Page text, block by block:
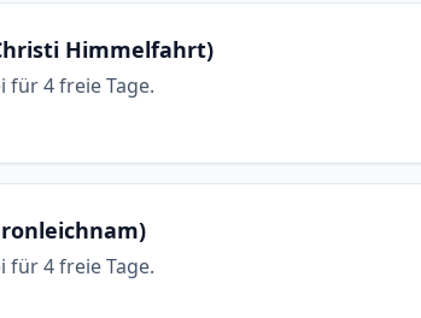
Himmelfahrt)
für 4 freie Tage.
für 4 freie Tage.